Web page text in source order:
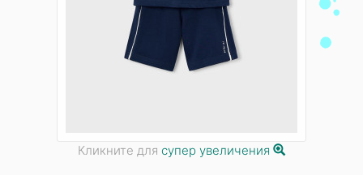
Кликните для супер увеличения